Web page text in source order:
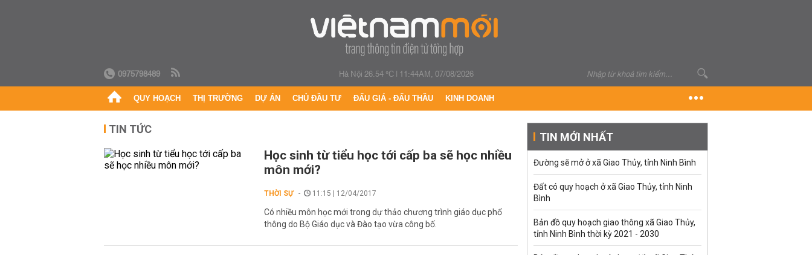
0975798489 Hà Nội 26.54 °C| 11:44AM, 07/08/2026
QUY HOẠCH THỊ TRƯỜNG DỰ ÁN CHỦ ĐẦU TƯ ĐẤU GIÁ - ĐẤU THẦU KINH DOANH
TIN TỨC
Học sinh từ tiểu học tới cấp ba sẽ học nhiều
môn mới?
THỜI SỰ 11:15 | 12/04/2017
Có nhiều môn học mới trong dự thảo chương trình giáo dục phổ
thông do Bộ Giáo dục và Đào tạo vừa công bố.
TIN MỚI NHẤT
Đường sẽ mở ở xã Giao Thủy, tỉnh Ninh Bình
Đất có quy hoạch ở xã Giao Thủy, tỉnh Ninh
Bình
Bản đồ quy hoạch giao thông xã Giao Thủy,
tỉnh Ninh Bình thời kỳ 2021 - 2030